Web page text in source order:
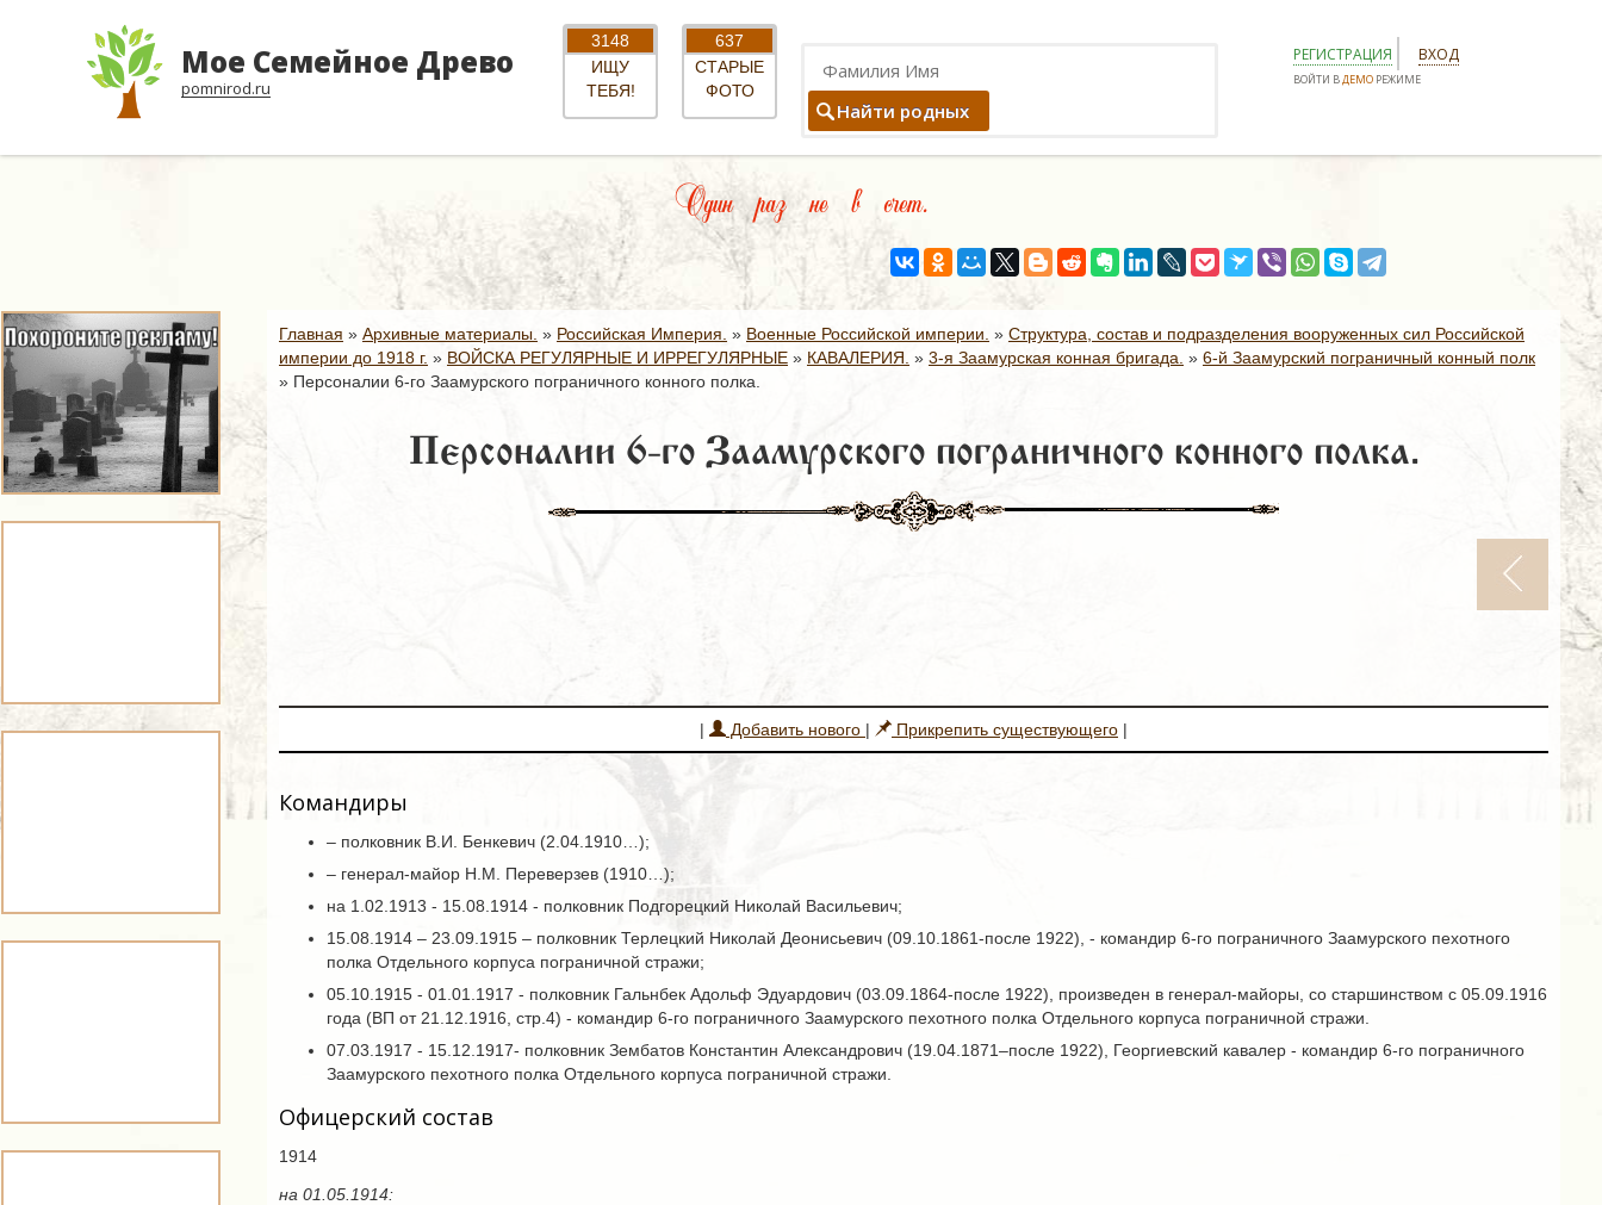
Мое Семейное Древо
pomnirod.ru
3148
ИЩУ
ТЕБЯ!
637
СТАРЫЕ
ФОТО
Найти родных
РЕГИСТРАЦИЯ ВХОД
ВОЙТИ ВДЕМО РЕЖИМЕ
Один раз не в счет.
Главная » Архивные материалы. » Российская Империя. » Военные Российской империи. » Структура, состав и подразделения вооруженных сил Российской
империи до 1918 г. » ВОЙСКА РЕГУЛЯРНЫЕ И ИРРЕГУЛЯРНЫЕ » КАВАЛЕРИЯ. » 3-я Заамурская конная бригада. » 6-й Заамурский пограничный конный полк
» Персоналии 6-го Заамурского пограничного конного полка.
Персоналии 6-го Заамурского пограничного конного полка.
| Добавить нового | Прикрепить существующего |
Командиры
– полковник В.И. Бенкевич (2.04.1910…);
– генерал-майор Н.М. Переверзев (1910…);
на 1.02.1913 - 15.08.1914 - полковник Подгорецкий Николай Васильевич;
15.08.1914 – 23.09.1915 – полковник Терлецкий Николай Деонисьевич (09.10.1861-после 1922), - командир 6-го пограничного Заамурского пехотного
полка Отдельного корпуса пограничной стражи;
05.10.1915 - 01.01.1917 - полковник Гальнбек Адольф Эдуардович (03.09.1864-после 1922), произведен в генерал-майоры, со старшинством с 05.09.1916
года (ВП от 21.12.1916, стр.4) - командир 6-го пограничного Заамурского пехотного полка Отдельного корпуса пограничной стражи.
07.03.1917 - 15.12.1917- полковник Зембатов Константин Александрович (19.04.1871–после 1922), Георгиевский кавалер - командир 6-го пограничного
Заамурского пехотного полка Отдельного корпуса пограничной стражи.
Офицерский состав
1914
на 01.05.1914: